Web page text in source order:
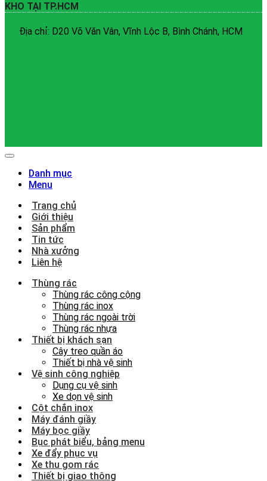
KHO TẠI TP.HCM
Địa chỉ: D20 Võ Văn Vân, Vĩnh Lộc B, Bình Chánh, HCM
Danh mục
Menu
Trang chủ
Giới thiệu
Sản phẩm
Tin tức
Nhà xưởng
Liên hệ
Thùng rác
Thùng rác công cộng
Thùng rác inox
Thùng rác ngoài trời
Thùng rác nhựa
Thiết bị khách sạn
Cây treo quần áo
Thiết bị nhà vệ sinh
Vệ sinh công nghiệp
Dụng cụ vệ sinh
Xe dọn vệ sinh
Cột chắn inox
Máy đánh giầy
Máy bọc giầy
Bục phát biểu, bảng menu
Xe đẩy phục vụ
Xe thu gom rác
Thiết bị giao thông